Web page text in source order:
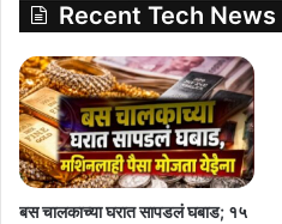
Recent Tech News
बस चालकाच्या घरात सापडलं घबाड; १५